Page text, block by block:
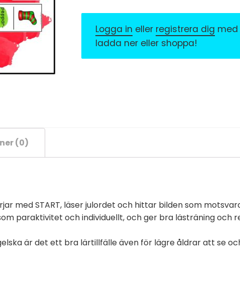
Logga in eller registrera dig
ladda ner eller shoppa!
(0)
med START, läser julordet och hittar bilden som
paraktivitet och individuellt, och ger bra lästräning och
är det ett bra lärtillfälle även för lägre åldrar att se